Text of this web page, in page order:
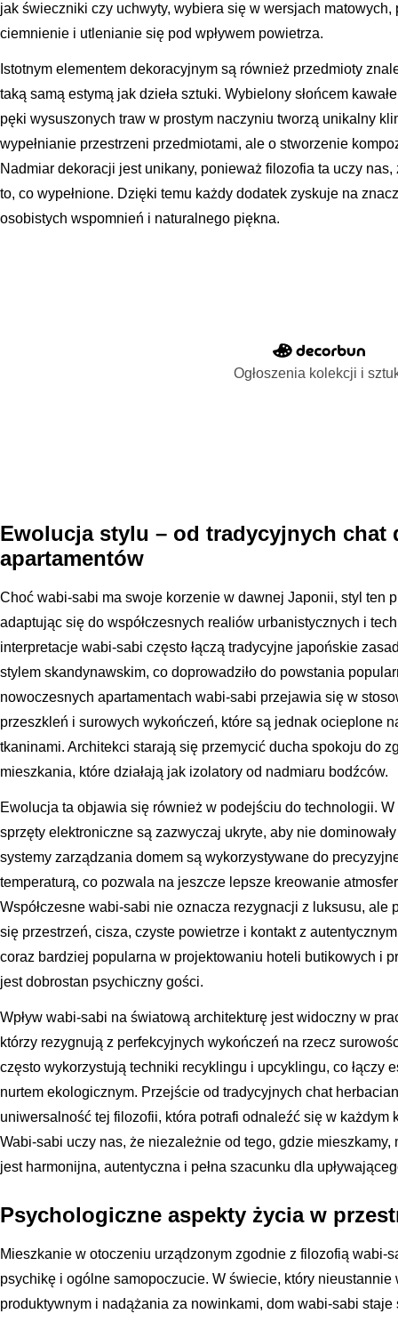
jak świeczniki czy uchwyty, wybiera się w wersjach
ciemnienie i utlenianie się pod wpływem powietrza.
Istotnym elementem dekoracyjnym są również przedmioty
taką samą estymą jak dzieła sztuki. Wybielony słońcem
pęki wysuszonych traw w prostym naczyniu tworzą unikalny
wypełnianie przestrzeni przedmiotami, ale o stworzenie
Nadmiar dekoracji jest unikany, ponieważ filozofia ta uczy
to, co wypełnione. Dzięki temu każdy dodatek zyskuje na
osobistych wspomnień i naturalnego piękna.
Ogłoszenia kolekcji i
Ewolucja stylu – od tradycyjnych chat
apartamentów
Choć wabi-sabi ma swoje korzenie w dawnej Japonii, styl ten
adaptując się do współczesnych realiów urbanistycznych i
interpretacje wabi-sabi często łączą tradycyjne japońskie
stylem skandynawskim, co doprowadziło do powstania
nowoczesnych apartamentach wabi-sabi przejawia się w
przeszkleń i surowych wykończeń, które są jednak ocieplone
tkaninami. Architekci starają się przemycić ducha spokoju do
mieszkania, które działają jak izolatory od nadmiaru bodźców.
Ewolucja ta objawia się również w podejściu do technologii.
sprzęty elektroniczne są zazwyczaj ukryte, aby nie
systemy zarządzania domem są wykorzystywane do
temperaturą, co pozwala na jeszcze lepsze kreowanie
Współczesne wabi-sabi nie oznacza rezygnacji z luksusu, ale
się przestrzeń, cisza, czyste powietrze i kontakt z
coraz bardziej popularna w projektowaniu hoteli butikowych i
jest dobrostan psychiczny gości.
Wpływ wabi-sabi na światową architekturę jest widoczny w
którzy rezygnują z perfekcyjnych wykończeń na rzecz
często wykorzystują techniki recyklingu i upcyklingu, co łączy
nurtem ekologicznym. Przejście od tradycyjnych chat
uniwersalność tej filozofii, która potrafi odnaleźć się w każdym
Wabi-sabi uczy nas, że niezależnie od tego, gdzie mieszkamy,
jest harmonijna, autentyczna i pełna szacunku dla
Psychologiczne aspekty życia w
Mieszkanie w otoczeniu urządzonym zgodnie z filozofią wabi-
psychikę i ogólne samopoczucie. W świecie, który nieustannie
produktywnym i nadążania za nowinkami, dom wabi-sabi